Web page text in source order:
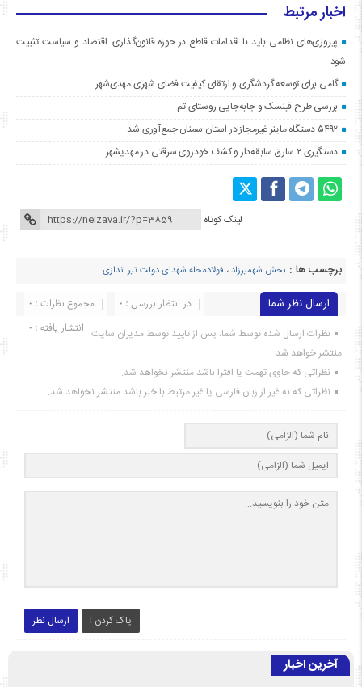
اخبار مرتبط
پیروزی‌های نظامی باید با اقدامات قاطع در حوزه قانون‌گذاری، اقتصاد و سیاست تثبیت
شود
گامی برای توسعه گردشگری و ارتقای کیفیت فضای شهری مهدی‌شهر
بررسی طرح فینسک و جابه‌جایی روستای تم
۵۴۹۲ دستگاه ماینر غیرمجاز در استان سمنان جمع‌آوری شد
دستگیری ۲ سارق سابقه‌دار و کشف خودروی سرقتی در مهدیشهر
لینک کوتاه
برچسب ها : بخش شهمیرزاد، فولادمحله شهدای دولت تیر اندازی
ارسال نظر شما مجموع نظرات : 0
در انتظار بررسی : 0
انتشار یافته : ۰ نظرات ارسال شده توسط شما، پس از تایید توسط مدیران سایت
منتشر خواهد شد.
نظراتی که حاوی تهمت یا افترا باشد منتشر نخواهد شد.
نظراتی که به غیر از زبان فارسی یا غیر مرتبط با خبر باشد منتشر نخواهد شد.
ارسال نظر پاک کردن !
آخرین اخبار